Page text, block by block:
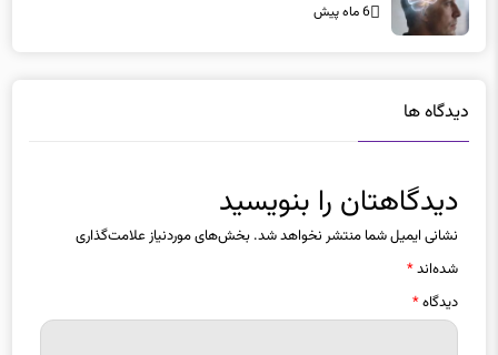
نشانی ایمیل شما منتشر نخواهد شد.بخش‌های موردنیاز علامت‌گذاری
شده‌اند*
دیدگاه*